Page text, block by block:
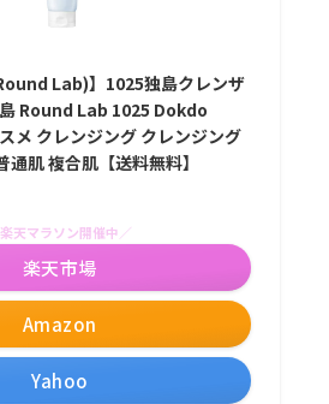
Lab)】1025独島クレンザ
Round Lab 1025 Dokdo
メ クレンジング クレンジング
通肌 複合肌【送料無料】
Amazon
天マラソン開催中／
楽天市場
Yahoo